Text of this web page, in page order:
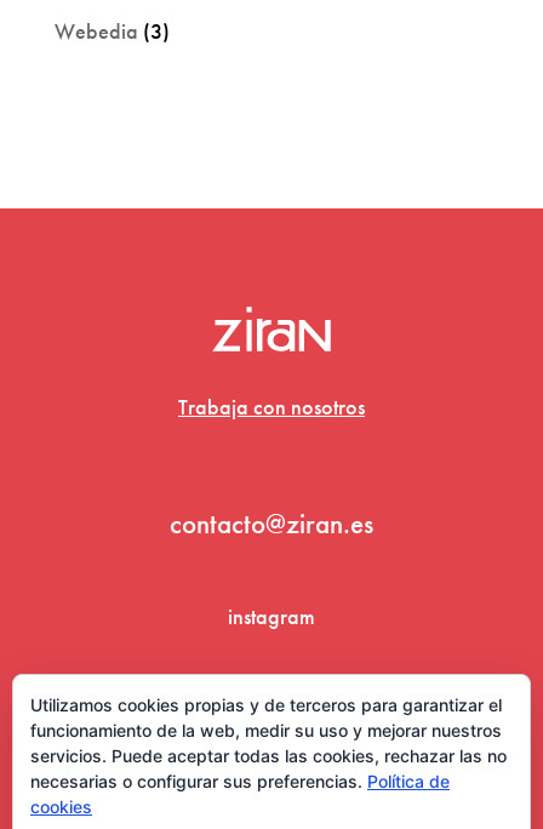
Webedia (3)
Trabaja con nosotros
contacto@ziran.es
instagram
Utilizamos cookies propias y de terceros para garantizar el
funcionamiento de la web, medir su uso y mejorar nuestros
servicios. Puede aceptar todas las cookies, rechazar las no
necesarias o configurar sus preferencias. Política de
cookies